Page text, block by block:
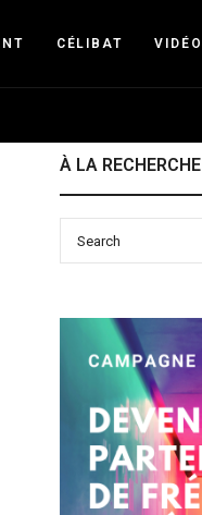
CÉLIBAT
À LA